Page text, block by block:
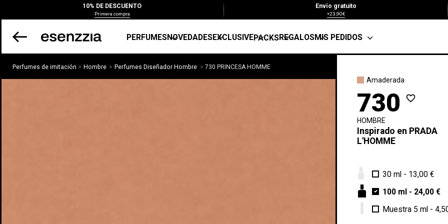
10% DE DESCUENTO
Primera compra
Envío gratuito
+23,90€
PERFUMESNOVEDADESEXCLUSIVEPACKSREGALOSMIS PEDIDOS
Perfumes de imitación Hombre Perfumes Diseñador Hombre 730 PRINCESA HOMME
Amaderada
730 favorite_border
HOMBRE
Inspirado en PRADA
L'HOMME
30 ml - 13,00 €
100 ml - 24,00 €
Muestra 5 ml -